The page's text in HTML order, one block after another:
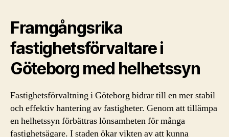
Framgångsrika
fastighetsförvaltare i
Göteborg med helhetssyn
Fastighetsförvaltning i Göteborg bidrar till en mer stabil
och effektiv hantering av fastigheter. Genom att tillämpa
en helhetssyn förbättras lönsamheten för många
fastighetsägare. I staden ökar vikten av att kunna